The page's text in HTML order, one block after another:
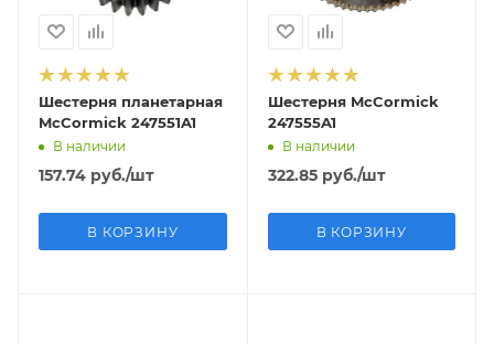
Шестерня планетарная
McCormick 247551A1
В наличии
157.74 руб./шт
В КОРЗИНУ
Шестерня McCormick
247555A1
В наличии
322.85руб./шт
В КОРЗИНУ